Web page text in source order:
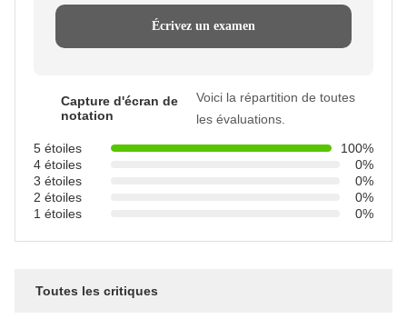
Écrivez un examen
Capture d'écran de
notation
Voici la répartition de toutes
les évaluations.
5 étoiles
100%
4 étoiles
0%
3 étoiles
0%
2 étoiles
0%
1 étoiles
0%
Toutes les critiques